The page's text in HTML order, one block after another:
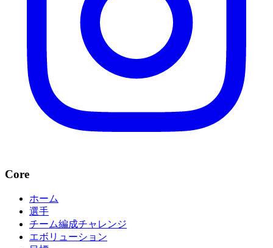
Core
ホーム
選手
チーム編成チャレンジ
エボリューション